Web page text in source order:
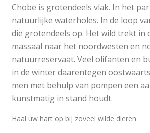
Chobe is grotendeels vlak. In het
natuurlijke waterholes. In de loop
die grotendeels op. Het wild trekt in
massaal naar het noordwesten en
natuurreservaat. Veel olifanten en
in de winter daarentegen
men met behulp van pompen een
kunstmatig in stand houdt.
Haal uw hart op bij zoveel wilde dieren